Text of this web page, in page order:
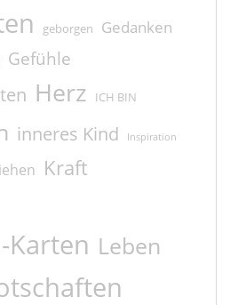
geborgen Gedanken
Gefühle
Herz ICH BIN
inneres Kind Inspiration
Kraft
Karten Leben